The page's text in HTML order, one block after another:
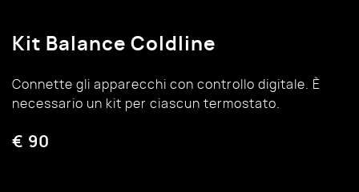
Kit Balance Coldline
Connette gli apparecchi con controllo digitale. È
necessario un kit per ciascun termostato.
€ 90